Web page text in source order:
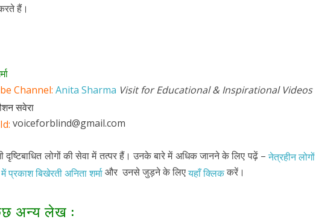
हैं।
Channel: Anita Sharma Visit for Educational & Inspirational Videos
सवेरा
voiceforblind@gmail.com
दृष्टिबाधित लोगों की सेवा में तत्पर हैं। उनके बारे में अधिक जानने के लिए पढ़ें –नेत्रहीन लोगों
प्रकाश बिखेरती अनिता शर्माऔर उनसे जुड़ने के लिएयहाँ क्लिककरें।
अन्य लेख :